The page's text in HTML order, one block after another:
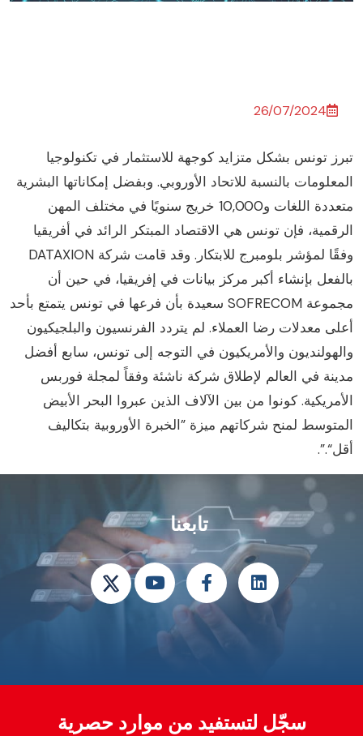
26/07/2024
تونس بشكل متزايد كوجهة للاستثمار في تكنولوجيا
بالنسبة للاتحاد الأوروبي. وبفضل إمكاناتها البشرية
متعددة اللغات و10,000 خريج سنويًا في مختلف المهن
فإن تونس هي الاقتصاد المبتكر الرائد في أفريقيا
وفقًا لمؤشر بلومبرج للابتكار. وقد قامت شركة DATAXION
بإنشاء أكبر مركز بيانات في إفريقيا، في حين أن
مجموعة SOFRECOM سعيدة بأن فرعها في تونس يتمتع بأحد
معدلات رضا العملاء. لم يتردد الفرنسيون والبلجيكيون
والأمريكيون في التوجه إلى تونس، سابع أفضل
في العالم لإطلاق شركة ناشئة وفقاً لمجلة فوربس
كونوا من بين الآلاف الذين عبروا البحر الأبيض
لمنح شركاتهم ميزة ”الخبرة الأوروبية بتكاليف
تابعنا
سجّل لتستفيد من موارد حصرية